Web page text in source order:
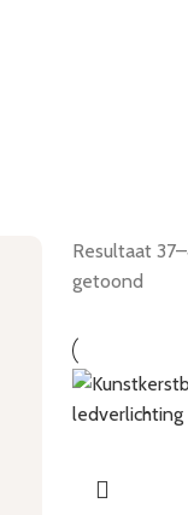
Resultaat
getoond